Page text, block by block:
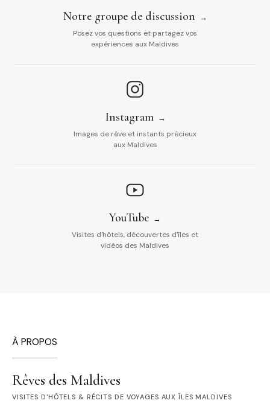
Notre groupe de discussion
Posez vos questions et partagez vos
expériences aux Maldives
Instagram
Images de rêve et instants précieux
aux Maldives
YouTube
Visites d'hôtels, découvertes d'îles et
vidéos des Maldives
À PROPOS
Rêves des Maldives
VISITES D'HÔTELS & RÉCITS DE VOYAGES AUX ÎLES MALDIVES